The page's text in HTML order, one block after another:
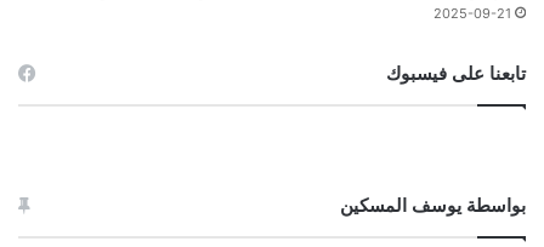
2025-09-21
تابعنا على فيسبوك
بواسطة يوسف المسكين